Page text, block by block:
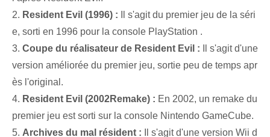
2. Resident Evil (1996) : Il s'agit du premier jeu de la séri
e, sorti en ⁢1996 pour la console ⁤PlayStation ⁤.
3. Coupe du réalisateur de Resident Evil : Il s'agit d'une
version améliorée du premier jeu, sortie peu de temps apr
ès l'original.
4. Resident Evil (2002⁤Remake) : En 2002, un remake du
premier jeu est sorti sur la console Nintendo GameCube.
5. Archives du mal résident : Il s'agit d'une version Wii d